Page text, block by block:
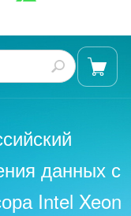
данных с
Intel Xeon